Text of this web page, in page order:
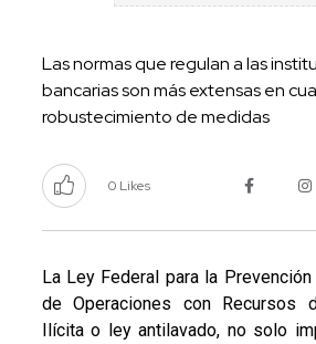
Las normas que regulan a las
bancarias son más extensas en
robustecimiento de medidas
0 Likes
La Ley Federal para la
de Operaciones con Recursos
Ilícita o ley antilavado, no solo